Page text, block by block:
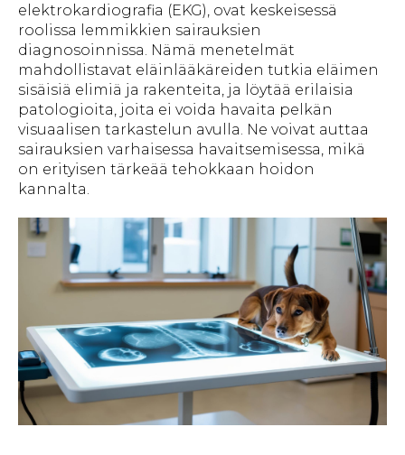
elektrokardiografia (EKG), ovat keskeisessä
roolissa lemmikkien sairauksien
diagnosoinnissa. Nämä menetelmät
mahdollistavat eläinlääkäreiden tutkia eläimen
sisäisiä elimiä ja rakenteita, ja löytää erilaisia
patologioita, joita ei voida havaita pelkän
visuaalisen tarkastelun avulla. Ne voivat auttaa
sairauksien varhaisessa havaitsemisessa, mikä
on erityisen tärkeää tehokkaan hoidon
kannalta.